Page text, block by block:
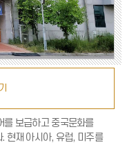
를 보급하고 중국문화를
현재 아시아, 유럽, 미주를